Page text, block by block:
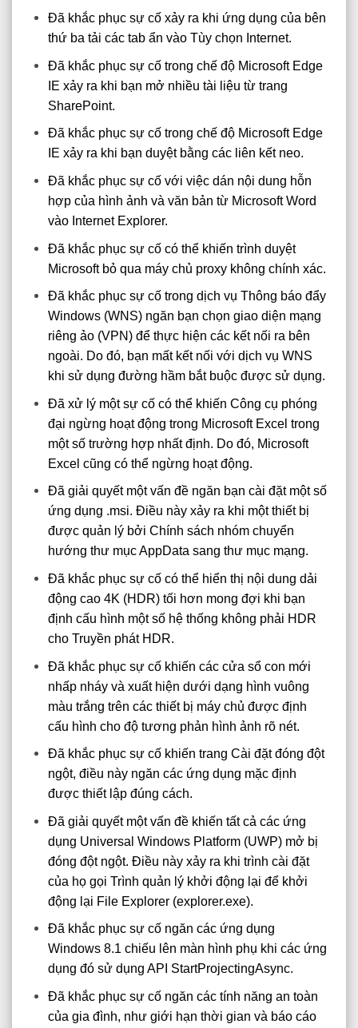
Đã khắc phục sự cố xảy ra khi ứng dụng của bên
thứ ba tải các tab ẩn vào Tùy chọn Internet.
Đã khắc phục sự cố trong chế độ Microsoft Edge
IE xảy ra khi bạn mở nhiều tài liệu từ trang
SharePoint.
Đã khắc phục sự cố trong chế độ Microsoft Edge
IE xảy ra khi bạn duyệt bằng các liên kết neo.
Đã khắc phục sự cố với việc dán nội dung hỗn
hợp của hình ảnh và văn bản từ Microsoft Word
vào Internet Explorer.
Đã khắc phục sự cố có thể khiến trình duyệt
Microsoft bỏ qua máy chủ proxy không chính xác.
Đã khắc phục sự cố trong dịch vụ Thông báo đẩy
Windows (WNS) ngăn bạn chọn giao diện mạng
riêng ảo (VPN) để thực hiện các kết nối ra bên
ngoài. Do đó, bạn mất kết nối với dịch vụ WNS
khi sử dụng đường hầm bắt buộc được sử dụng.
Đã xử lý một sự cố có thể khiến Công cụ phóng
đại ngừng hoạt động trong Microsoft Excel trong
một số trường hợp nhất định. Do đó, Microsoft
Excel cũng có thể ngừng hoạt động.
Đã giải quyết một vấn đề ngăn bạn cài đặt một số
ứng dụng .msi. Điều này xảy ra khi một thiết bị
được quản lý bởi Chính sách nhóm chuyển
hướng thư mục AppData sang thư mục mạng.
Đã khắc phục sự cố có thể hiển thị nội dung dải
động cao 4K (HDR) tối hơn mong đợi khi bạn
định cấu hình một số hệ thống không phải HDR
cho Truyền phát HDR.
Đã khắc phục sự cố khiến các cửa sổ con mới
nhấp nháy và xuất hiện dưới dạng hình vuông
màu trắng trên các thiết bị máy chủ được định
cấu hình cho độ tương phản hình ảnh rõ nét.
Đã khắc phục sự cố khiến trang Cài đặt đóng đột
ngột, điều này ngăn các ứng dụng mặc định
được thiết lập đúng cách.
Đã giải quyết một vấn đề khiến tất cả các ứng
dụng Universal Windows Platform (UWP) mở bị
đóng đột ngột. Điều này xảy ra khi trình cài đặt
của họ gọi Trình quản lý khởi động lại để khởi
động lại File Explorer (explorer.exe).
Đã khắc phục sự cố ngăn các ứng dụng
Windows 8.1 chiếu lên màn hình phụ khi các ứng
dụng đó sử dụng API StartProjectingAsync.
Đã khắc phục sự cố ngăn các tính năng an toàn
của gia đình, như giới hạn thời gian và báo cáo